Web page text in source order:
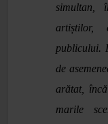
simultan,
artiștilor,
publicului.
de
arătat,
marile